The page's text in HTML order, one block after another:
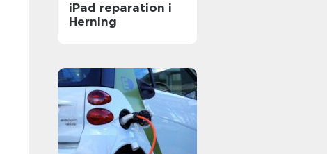
iPad reparation i
Herning